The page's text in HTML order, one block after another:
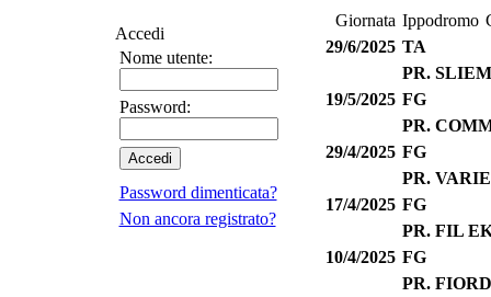
Accedi
Nome utente:
Password:
Password dimenticata?
Non ancora registrato?
Giornata Ippodromo
29/6/2025 TA
PR.
19/5/2025 FG
PR.
29/4/2025 FG
PR.
17/4/2025 FG
PR. FIL
10/4/2025 FG
PR.